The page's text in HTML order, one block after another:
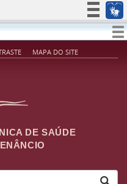
Simplifique!
Participe
MAPA DO SITE
DE SAÚDE